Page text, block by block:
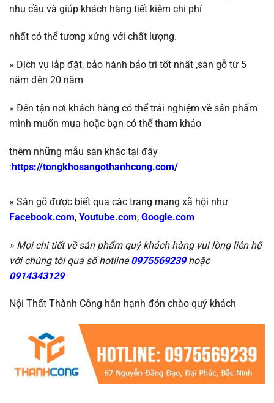
nhu cầu và giúp khách hàng tiết kiệm chi phí
nhất có thể tương xứng với chất lượng.
» Dịch vụ lắp đặt, bảo hành bảo trì tốt nhất ,sàn gỗ từ 5
năm đên 20 năm
» Đến tận nơi khách hàng có thể trải nghiệm về sản phẩm
mình muốn mua hoặc bạn có thể tham khảo
thêm những mẫu sàn khác tại đây
:https://tongkhosangothanhcong.com/
» Sàn gỗ được biết qua các trang mạng xã hội như
Facebook.com, Youtube.com, Google.com
» Mọi chi tiết về sản phẩm quý khách hàng vui lòng liên hệ
với chúng tôi qua số hotline0975569239hoặc
0914343129
Nội Thất Thành Công hân hạnh đón chào quý khách